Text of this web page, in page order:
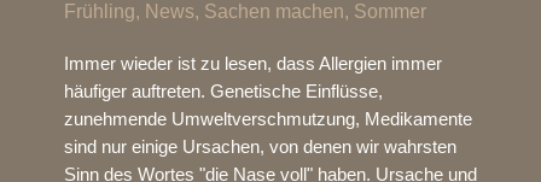
Frühling, News, Sachen machen, Sommer
Immer wieder ist zu lesen, dass Allergien immer
häufiger auftreten. Genetische Einflüsse,
zunehmende Umweltverschmutzung, Medikamente
sind nur einige Ursachen, von denen wir wahrsten
Sinn des Wortes "die Nase voll" haben. Ursache und